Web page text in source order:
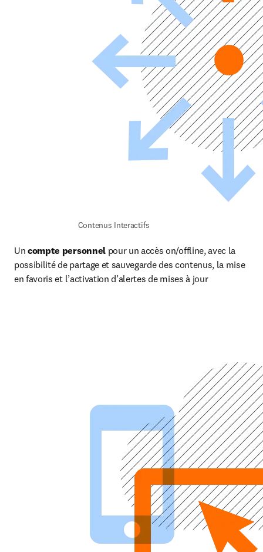
Contenus Interactifs
Un compte personnel pour un accès on/offline, avec la
possibilité de partage et sauvegarde des contenus, la mise
en favoris et l’activation d’alertes de mises à jour